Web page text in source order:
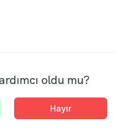
oldu mu?
Hayır